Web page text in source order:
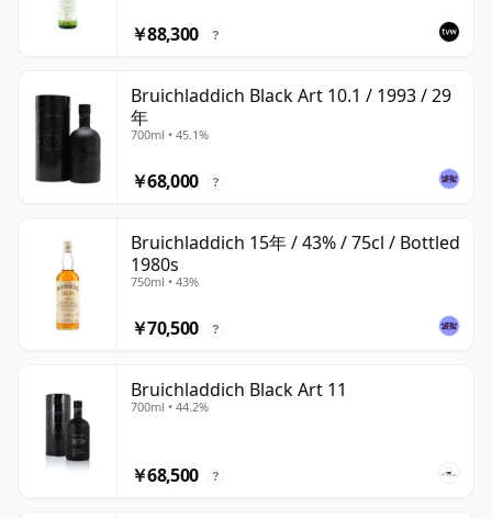
￥88,300 ?
Bruichladdich Black Art 10.1 / 1993 / 29
年
700ml • 45.1%
￥68,000 ?
Bruichladdich 15年 / 43% / 75cl / Bottled
1980s
750ml • 43%
￥70,500 ?
Bruichladdich Black Art 11
700ml • 44.2%
￥68,500 ?